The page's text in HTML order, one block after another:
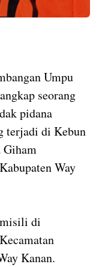
Umpu
seorang
pidana
terjadi di Kebun
Giham
Way
di
Kanan.